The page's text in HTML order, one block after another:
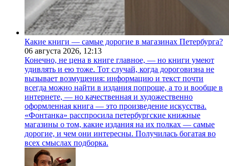
Какие книги — самые дорогие в магазинах Петербурга?
06 августа 2026, 12:13
Конечно, не цена в книге главное, — но книги умеют
удивлять и ею тоже. Тот случай, когда дороговизна не
вызывает возмущения: информацию и текст почти
всегда можно найти в издания попроще, а то и вообще в
интернете, — но качественная и художественно
оформленная книга — это произведение искусства.
«Фонтанка» расспросила петербургские книжные
магазины о том, какие издания на их полках — самые
дорогие, и чем они интересны. Получилась богатая во
всех смыслах подборка.